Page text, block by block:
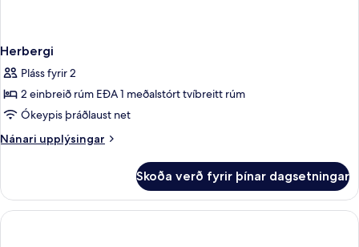
Herbergi
Pláss fyrir 2
2 einbreið rúm EÐA 1 meðalstórt tvíbreitt rúm
Ókeypis þráðlaust net
Nánari upplýsingar
Nánari
Skoða verð fyrir þínar dagsetningar